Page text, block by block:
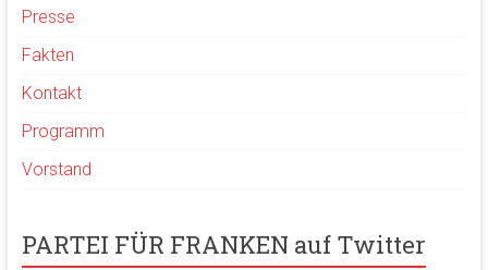
Presse
Fakten
Kontakt
Programm
Vorstand
PARTEI FÜR FRANKEN auf Twitter